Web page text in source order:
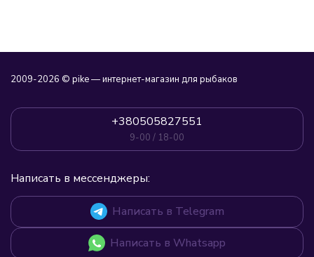
2009-2026 © pike — интернет-магазин для рыбаков
+380505827551
9-00 / 18-00
Написать в мессенджеры:
Написать в Telegram
Написать в Whatsapp